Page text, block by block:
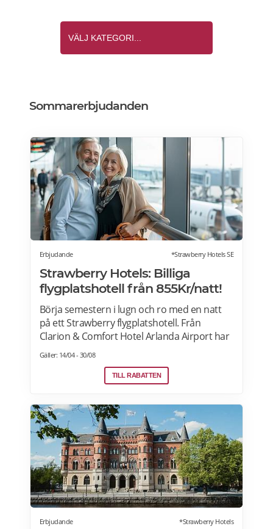
Sommarerbjudanden
Erbjudande *Strawberry Hotels SE
Strawberry Hotels: Billiga
flygplatshotell från 855Kr/natt!
Börja semestern i lugn och ro med en natt
på ett Strawberry flygplatshotell. Från
Clarion & Comfort Hotel Arlanda Airport har
du gångavstånd till terminalerna, och från
transferbuss som endast tar 10 minuter
Strawberry har självklart hotell vid
flygplatserna i Köpenhamn, Oslo och
Helsingfors också! Läs mer>>>
Gäller: 14/04 - 30/08
TILL RABATTEN
Erbjudande *Strawberry Hotels